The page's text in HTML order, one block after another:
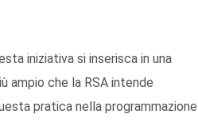
iniziativa si inserisca in una
ampio che la RSA intende
pratica nella programmazione